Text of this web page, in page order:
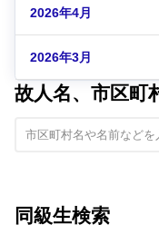
2026年4月
2026年3月
故人名、市区町
同級生検索